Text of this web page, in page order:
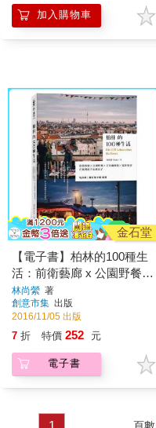
加入購物車
金石堂
【電子書】柏林的100種生
活：前衛藝廊 x 公園野餐 x
百年咖啡館 x 電影場景，在
歐洲的中心過日子
林尚縈 著
創意市集 出版
2016/11/05 出版
7 折 特價 252 元
電子書